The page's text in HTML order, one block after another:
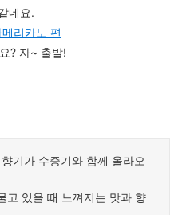
네요.
리카노 편
? 자~ 출발!
기가 수증기와 함께 올라오
고 있을 때 느껴지는 맛과 향